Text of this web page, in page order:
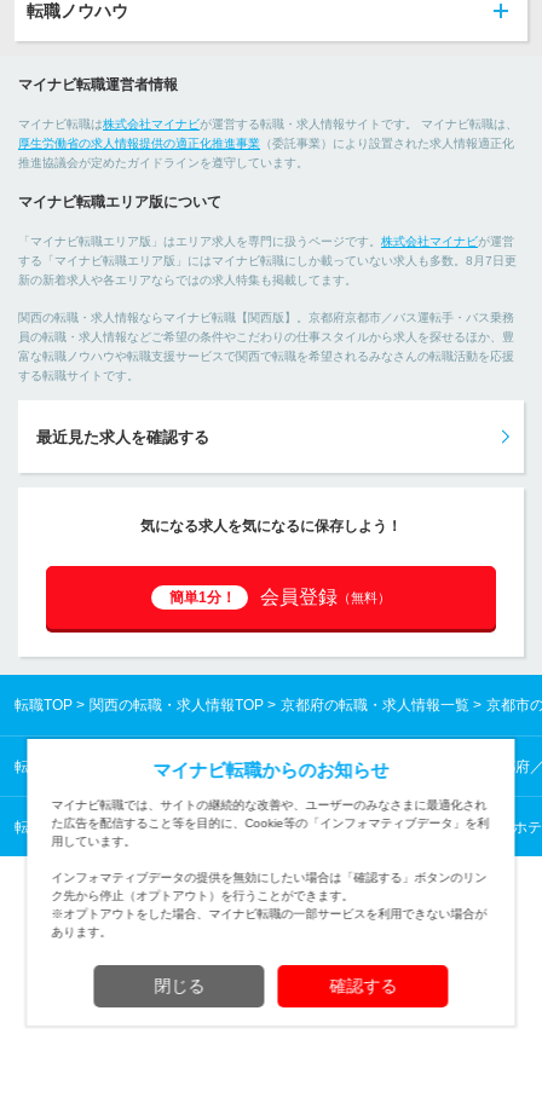
転職ノウハウ
マイナビ転職運営者情報
マイナビ転職は株式会社マイナビが運営する転職・求人情報サイトです。 マイナビ転職は、
厚生労働省の求人情報提供の適正化推進事業 （委託事業）により設置された求人情報適正化
推進協議会が定めたガイドラインを遵守しています。
マイナビ転職エリア版について
「マイナビ転職エリア版」はエリア求人を専門に扱うページです。 株式会社マイナビが運営
する「マイナビ転職エリア版」にはマイナビ転職にしか載っていない求人も多数。8月7日更
新の新着求人や各エリアならではの求人特集も掲載してます。
関西の転職・求人情報ならマイナビ転職【関西版】。京都府京都市／バス運転手・バス乗務
員の転職・求人情報などご希望の条件やこだわりの仕事スタイルから求人を探せるほか、豊
富な転職ノウハウや転職支援サービスで関西で転職を希望されるみなさんの転職活動を応援
する転職サイトです。
最近見た求人を確認する
気になる求人を気になるに保存しよう！
簡単1分！ 会員登録 （無料）
転職TOP 関西の転職・求人情報TOP 京都府の転職・求人情報一覧 京都市
転職TOP 関西の転職・求人情報TOP 京都府の転職・求人情報一覧 京都府
転職TOP 美容・ブライダル・ホテル・交通から探す 美容・ブライダル・ホ
(c) Mynavi Corporation
マイナビ転職からのお知らせ
マイナビ転職では、サイトの継続的な改善や、ユーザーのみなさまに最適化され
た広告を配信すること等を目的に、Cookie等の「インフォマティブデータ」を利
用しています。
インフォマティブデータの提供を無効にしたい場合は「確認する」ボタンのリン
ク先から停止（オプトアウト）を行うことができます。
※オプトアウトをした場合、マイナビ転職の一部サービスを利用できない場合が
あります。
閉じる 確認する